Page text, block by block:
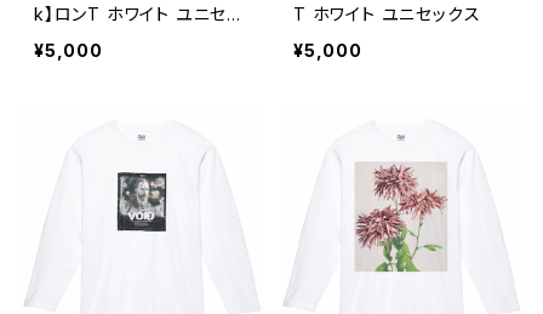
k】ロンT ホワイト ユニセッ
クス
¥5,000
T ホワイト ユニセックス
¥5,000